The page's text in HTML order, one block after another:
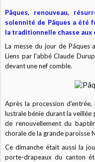
Pâques, renouveau,
solennité de Pâques a été
la traditionnelle chasse aux
La messe du jour de Pâques
Liens par l'abbé Claude
devant une nef comble.
Après la procession
lustrale bénie durant la veillée
de renouvellement du
chorale de la grande paroisse
Ce dimanche était aussi la
porte-drapeaux du canton